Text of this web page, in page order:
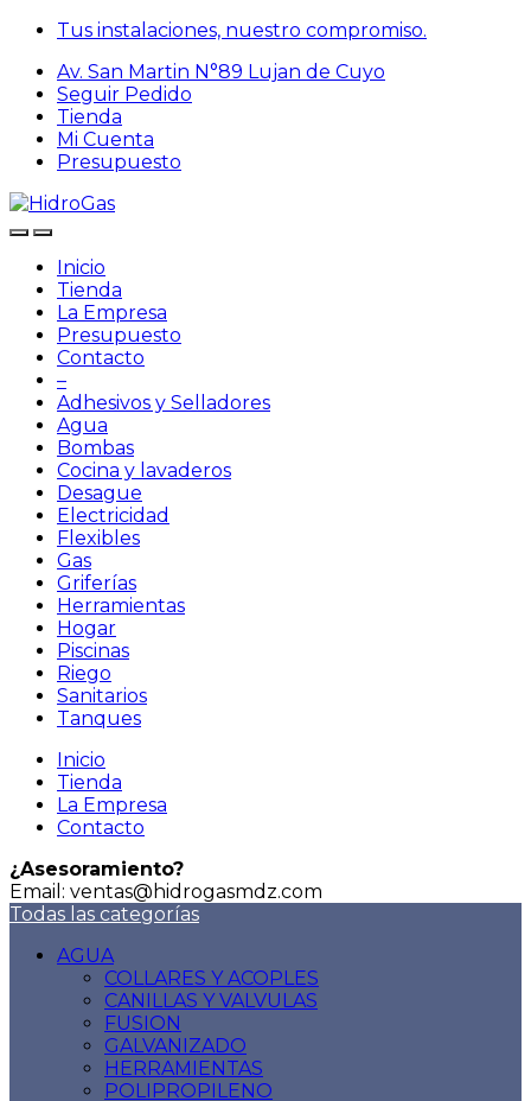
Skip
navigation
Skip
content
Tus instalaciones, nuestro compromiso.
Av. San Martin N°89 Lujan de Cuyo
Seguir Pedido
Tienda
Mi Cuenta
Presupuesto
Inicio
Tienda
La Empresa
Presupuesto
Contacto
–
Adhesivos y Selladores
Agua
Bombas
Cocina y lavaderos
Desague
Electricidad
Flexibles
Gas
Griferías
Herramientas
Hogar
Piscinas
Riego
Sanitarios
Tanques
Inicio
Tienda
La Empresa
Contacto
¿Asesoramiento?
Email: ventas@hidrogasmdz.com
Todas las categorías
AGUA
COLLARES Y ACOPLES
CANILLAS Y VALVULAS
FUSION
GALVANIZADO
HERRAMIENTAS
POLIPROPILENO